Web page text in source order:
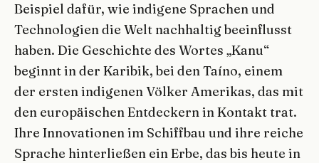
Beispiel dafür, wie indigene Sprachen und
Technologien die Welt nachhaltig beeinflusst
haben. Die Geschichte des Wortes „Kanu“
beginnt in der Karibik, bei den Taíno, einem
der ersten indigenen Völker Amerikas, das mit
den europäischen Entdeckern in Kontakt trat.
Ihre Innovationen im Schiffbau und ihre reiche
Sprache hinterließen ein Erbe, das bis heute in